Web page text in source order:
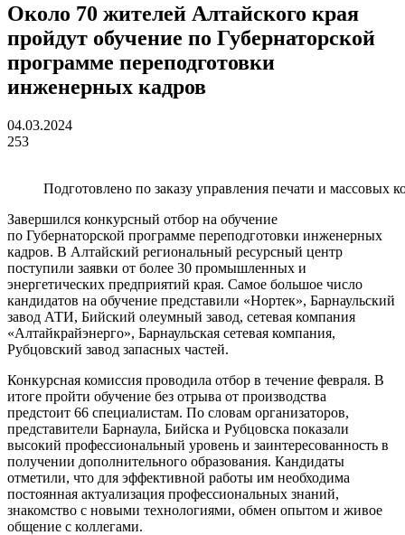
Около 70 жителей Алтайского края
пройдут обучение по Губернаторской
программе переподготовки
инженерных кадров
04.03.2024
253
Подготовлено по заказу управления печати и массовых
Завершился конкурсный отбор на обучение
по Губернаторской программе переподготовки инженерных
кадров. В Алтайский региональный ресурсный центр
поступили заявки от более 30 промышленных и
энергетических предприятий края. Самое большое число
кандидатов на обучение представили «Нортек», Барнаульский
завод АТИ, Бийский олеумный завод, сетевая компания
«Алтайкрайэнерго», Барнаульская сетевая компания,
Рубцовский завод запасных частей.
Конкурсная комиссия проводила отбор в течение февраля. В
итоге пройти обучение без отрыва от производства
предстоит 66 специалистам. По словам организаторов,
представители Барнаула, Бийска и Рубцовска показали
высокий профессиональный уровень и заинтересованность в
получении дополнительного образования. Кандидаты
отметили, что для эффективной работы им необходима
постоянная актуализация профессиональных знаний,
знакомство с новыми технологиями, обмен опытом и живое
общение с коллегами.